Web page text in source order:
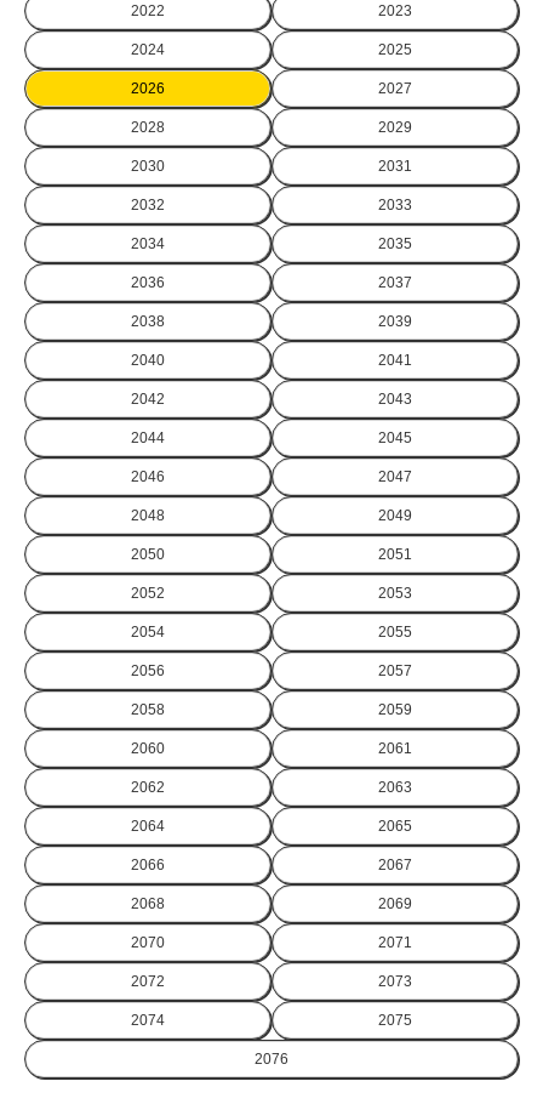
2022 2023
2024 2025
2026 2027
2028 2029
2030 2031
2032 2033
2034 2035
2036 2037
2038 2039
2040 2041
2042 2043
2044 2045
2046 2047
2048 2049
2050 2051
2052 2053
2054 2055
2056 2057
2058 2059
2060 2061
2062 2063
2064 2065
2066 2067
2068 2069
2070 2071
2072 2073
2074 2075
2076